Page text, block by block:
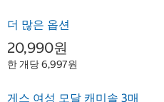
더 많은 옵션
20,990원
한 개당 6,997원
게스 여성 모달 캐미솔 3매